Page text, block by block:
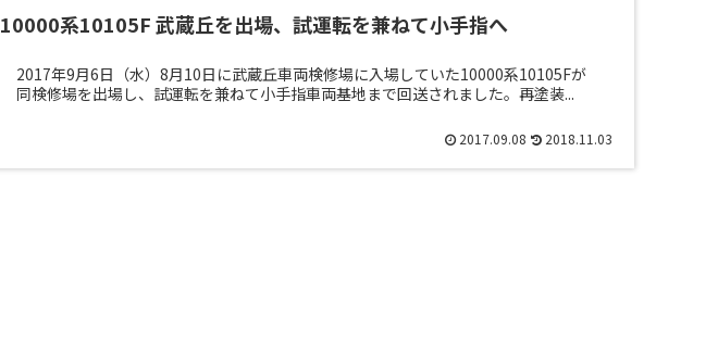
10000系10105F 武蔵丘を出場、試運転を兼ねて小手指へ
2017年9月6日（水）8月10日に武蔵丘車両検修場に入場していた10000系10105Fが
同検修場を出場し、試運転を兼ねて小手指車両基地まで回送されました。再塗装...
2017.09.08 2018.11.03